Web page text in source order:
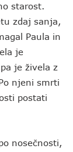
starost.
zdaj sanja,
Paula in
je
je živela z
njeni smrti
postati
nosečnosti,